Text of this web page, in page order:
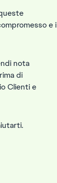
e i
nota
di
Clienti e